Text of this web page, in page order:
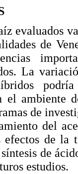
evaluados
de
La
el ambiente
de
del
de la
de
estudios.